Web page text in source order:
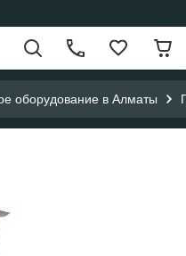
оборудование в Алматы